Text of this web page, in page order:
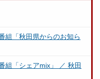
「秋田県からのお知ら
「シェアmix」 ／ 秋田